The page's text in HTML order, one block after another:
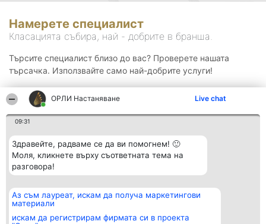
ОРЛИ Настаняване Live chat
09:31
Здравейте, радваме се да ви помогнем! 🙂
Моля, кликнете върху съответната тема на
разговора!
Аз съм лауреат, искам да получа маркетингови
материали
искам да регистрирам фирмата си в проекта
Намерете специалист
Класацията събира, най - добрите в бранша.
Търсите специалист близо до вас? Проверете нашата
търсачка. Използвайте само най-добрите услуги!
Организатор на
класиране
BulevardulAleea Timișul De
Класация
всички
Контакти